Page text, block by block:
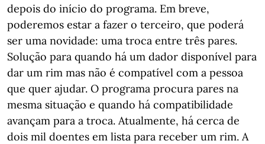
depois do início do programa. Em breve,
poderemos estar a fazer o terceiro, que poderá
ser uma novidade: uma troca entre três pares.
Solução para quando há um dador disponível para
dar um rim mas não é compatível com a pessoa
que quer ajudar. O programa procura pares na
mesma situação e quando há compatibilidade
avançam para a troca. Atualmente, há cerca de
dois mil doentes em lista para receber um rim. A